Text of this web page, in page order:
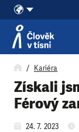
Přeskočit na obsah
Kariéra
Získali
Férový
24. 7. 2023